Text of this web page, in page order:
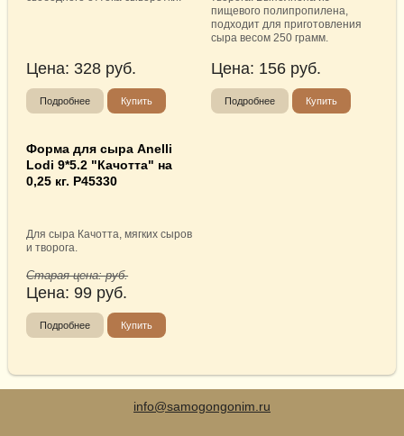
Цена: 328 руб.
Подробнее Купить
пищевого полипропилена,
подходит для приготовления
сыра весом 250 грамм.
Цена: 156 руб.
Подробнее Купить
Форма для сыра Anelli
Lodi 9*5.2 "Качотта" на
0,25 кг. P45330
Для сыра Качотта, мягких сыров
и творога.
Старая цена:руб.
Цена:99 руб.
Подробнее Купить
info@samogongonim.ru